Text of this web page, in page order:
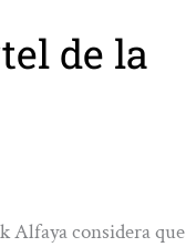
de la
Alfaya considera que